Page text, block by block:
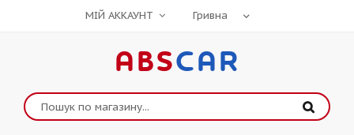
МІЙ АККАУНТ
ABSCAR